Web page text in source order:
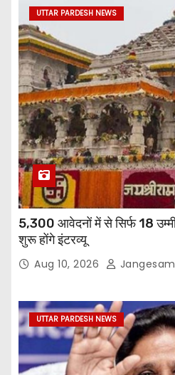
UTTAR PARDESH NEWS
5,300 आवेदनों में से सिर्फ 18
शुरू होंगे इंटरव्यू
Aug 10, 2026
UTTAR PARDESH NEWS